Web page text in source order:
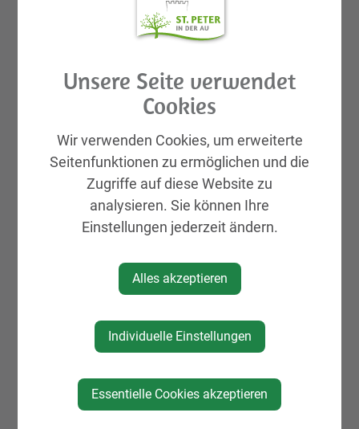
Naherholungsgebiet Burgholz bzw. ins
Betriebsgebiet und zur Apotheke. Auch das
Tempo-30-Zonen wird umgesetzt. So sollen die
Kinder von St. Peter in Zukunft sicherer und öfter
zu Fuß, per Rad oder Roller in die Schule
kommen.
Unsere Seite verwendet
Cookies
Wir verwenden Cookies, um erweiterte
Seitenfunktionen zu ermöglichen und die
Zugriffe auf diese Website zu
analysieren. Sie können Ihre
Einstellungen jederzeit ändern.
Alles akzeptieren
Individuelle Einstellungen
Essentielle Cookies akzeptieren